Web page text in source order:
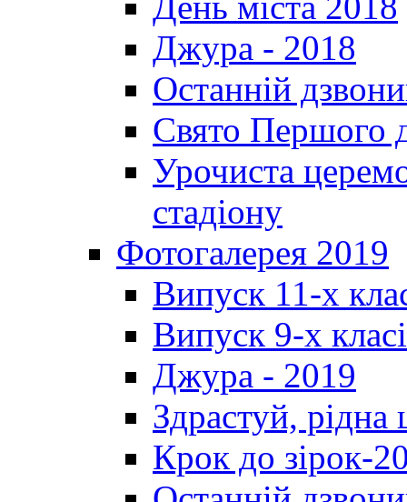
Джура - 2018
Останній
Свято Першого
Урочиста
стадіону
Фотогалерея 2019
Випуск 11-х
Випуск 9-х
Джура - 2019
Здрастуй,
Крок до зірок-